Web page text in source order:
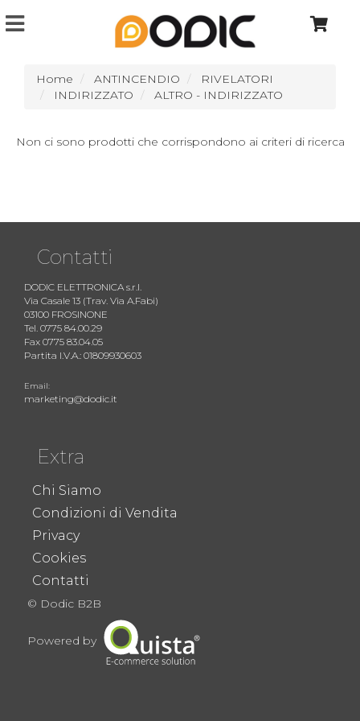
Home ANTINCENDIO
RIVELATORI
INDIRIZZATO
ALTRO - INDIRIZZATO
Non ci sono prodotti che corrispondono ai criteri di ricerca
Contatti
DODIC ELETTRONICA s.r.l.
Via Casale 13 (Trav. Via A.Fabi)
03100 FROSINONE
Tel. 0775 84.00.29
Fax 0775 83.04.05
Partita I.V.A.: 01809930603
Email:
marketing@dodic.it
Extra
Chi Siamo
Condizioni di Vendita
Privacy
Cookies
Contatti
© Dodic B2B
Powered by